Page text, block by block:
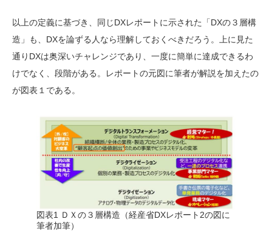
以上の定義に基づき、同じDXレポートに示された「DXの３層構
造」も、DXを論ずる人なら理解しておくべきだろう。上に見た
通りDXは奥深いチャレンジであり、一度に簡単に達成できるわ
けでなく、段階がある。レポートの元図に筆者が解説を加えたの
が図表１である。
図表1 ＤＸの３層構造（経産省DXレポート2の図に
筆者加筆）